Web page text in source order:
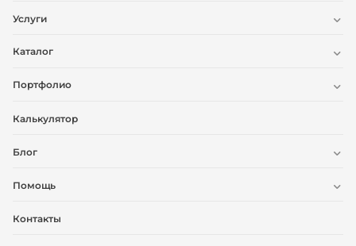
Услуги
Каталог
Портфолио
Контакты
Калькулятор
Блог
Помощь